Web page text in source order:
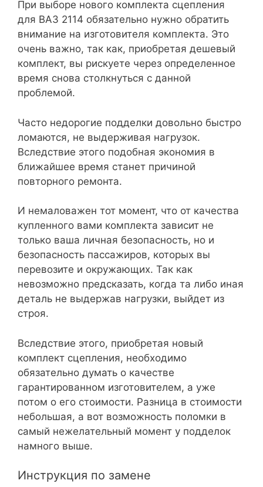
При выборе нового комплекта сцепления
для ВАЗ 2114 обязательно нужно обратить
внимание на изготовителя комплекта. Это
очень важно, так как, приобретая дешевый
комплект, вы рискуете через определенное
время снова столкнуться с данной
проблемой.
Часто недорогие подделки довольно быстро
ломаются, не выдерживая нагрузок.
Вследствие этого подобная экономия в
ближайшее время станет причиной
повторного ремонта.
И немаловажен тот момент, что от качества
купленного вами комплекта зависит не
только ваша личная безопасность, но и
безопасность пассажиров, которых вы
перевозите и окружающих. Так как
невозможно предсказать, когда та либо иная
деталь не выдержав нагрузки, выйдет из
строя.
Вследствие этого, приобретая новый
комплект сцепления, необходимо
обязательно думать о качестве
гарантированном изготовителем, а уже
потом о его стоимости. Разница в стоимости
небольшая, а вот возможность поломки в
самый нежелательный момент у подделок
намного выше.
Инструкция по замене